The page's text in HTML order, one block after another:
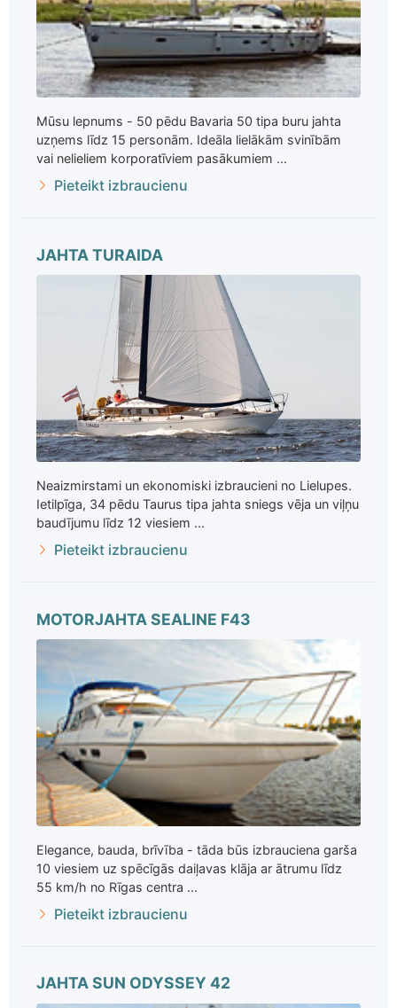
Mūsu lepnums - 50 pēdu Bavaria 50 tipa buru jahta
uzņems līdz 15 personām. Ideāla lielākām svinībām
vai nelieliem korporatīviem pasākumiem ...
Pieteikt izbraucienu
JAHTA TURAIDA
Neaizmirstami un ekonomiski izbraucieni no Lielupes.
Ietilpīga, 34 pēdu Taurus tipa jahta sniegs vēja un viļņu
baudījumu līdz 12 viesiem ...
Pieteikt izbraucienu
MOTORJAHTA SEALINE F43
Elegance, bauda, brīvība - tāda būs izbrauciena garša
10 viesiem uz spēcīgās daiļavas klāja ar ātrumu līdz
55 km/h no Rīgas centra ...
Pieteikt izbraucienu
JAHTA SUN ODYSSEY 42